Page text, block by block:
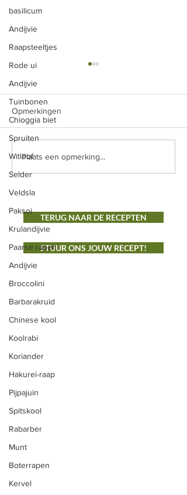
basilicum
Andijvie
Raapsteeltjes
Rode ui
Andijvie
Tuinbonen
Chioggia biet
Spruiten
Witloof
Selder
Veldsla
Paksoi
Krulandijvie
Paarse rapen
Andijvie
Broccolini
Barbarakruid
Chinese kool
Koolrabi
Koriander
Hakurei-raap
Pijpajuin
Spitskool
Rabarber
Munt
Boterrapen
Kervel
Rode biet met geitenkaas
en gemengde sla
Ingrediënten: -2 rode bieten
-250gr geitenkaas -
goed, je hoeft ze niet te...
Opmerkingen
Plaats een opmerking...
TERUG NAAR DE RECEPTEN
STUUR ONS JOUW RECEPT!
ONS AANBOD
Groenten
Vlees
Fruit
Snijbloemen
Eieren
Zelfpluk
CSA Herk-de-Stad
Vleespakketten